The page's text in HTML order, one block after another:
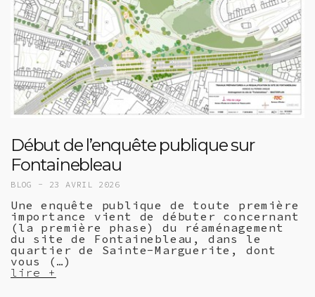
Début de l’enquête publique sur
Fontainebleau
BLOG - 23 AVRIL 2026
Une enquête publique de toute première
importance vient de débuter concernant
(la première phase) du réaménagement
du site de Fontainebleau, dans le
quartier de Sainte-Marguerite, dont
vous (…)
lire +